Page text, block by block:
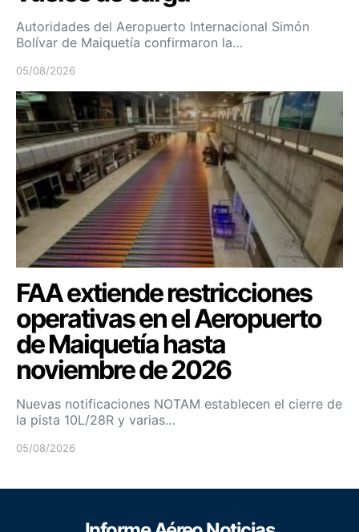
Autoridades del Aeropuerto Internacional Simón
Bolívar de Maiquetía confirmaron la…
05/08/2026
FAA extiende restricciones
operativas en el Aeropuerto
de Maiquetía hasta
noviembre de 2026
Nuevas notificaciones NOTAM establecen el cierre de
la pista 10L/28R y varias…
05/08/2026